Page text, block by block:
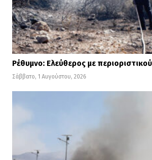
Ρέθυμνο: Ελεύθερος με
Σάββατο, 1 Αυγούστου, 2026